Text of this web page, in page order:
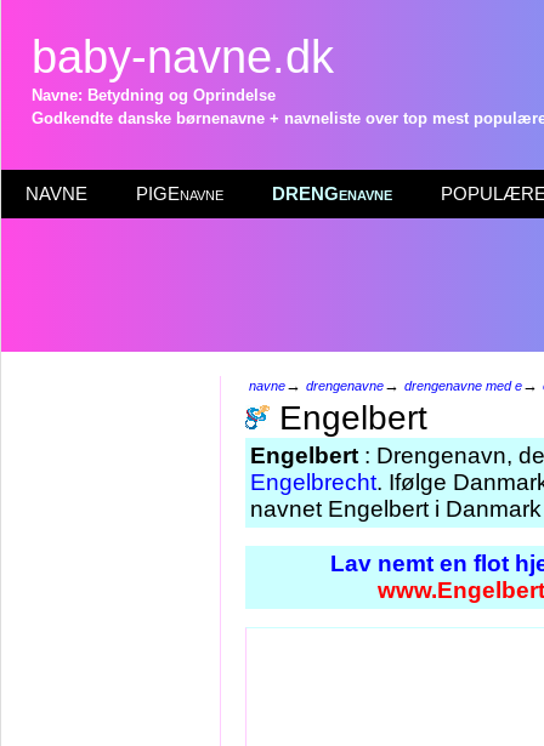
baby-navne.dk
Navne: Betydning og Oprindelse
Godkendte danske børnenavne + navneliste over top mest
NAVNE PIGEnavne DRENGenavne POPULÆRE
navne→ drengenavne→ drengenavne med e→
Engelbert
Engelbert : Drengenavn,
Engelbrecht. Ifølge
navnet Engelbert i
Lav nemt en flot